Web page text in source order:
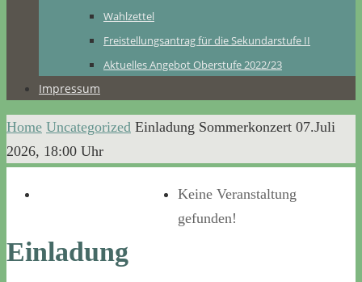
Wahlzettel
Freistellungsantrag für die Sekundarstufe II
Aktuelles Angebot Oberstufe 2022/23
Impressum
Home Uncategorized Einladung Sommerkonzert 07.Juli
2026, 18:00 Uhr
Einladung
Keine Veranstaltung
gefunden!